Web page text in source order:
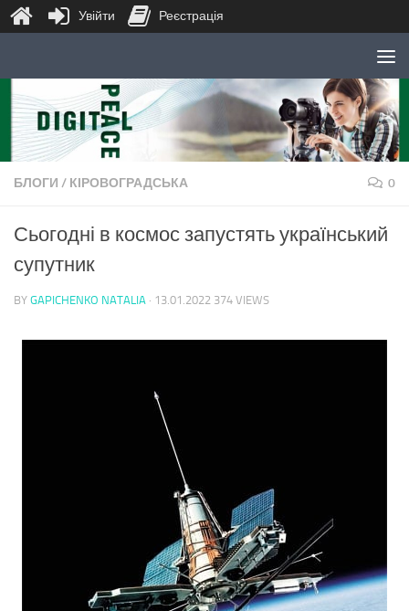
Skip to content
БЛОГИ / КІРОВОГРАДСЬКА 0
Сьогодні в космос запустять український
супутник
BY GAPICHENKO NATALIA · 13.01.2022 374 VIEWS
Увійти Реєстрація